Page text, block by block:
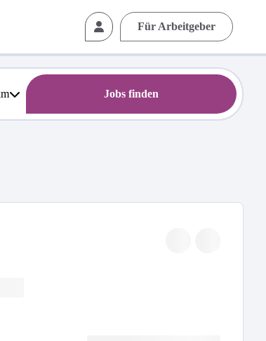
Für Arbeitgeber
Jobs finden